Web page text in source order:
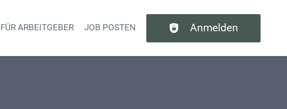
Haupt-Navigation
FÜR ARBEITGEBER JOB POSTEN Anmelden